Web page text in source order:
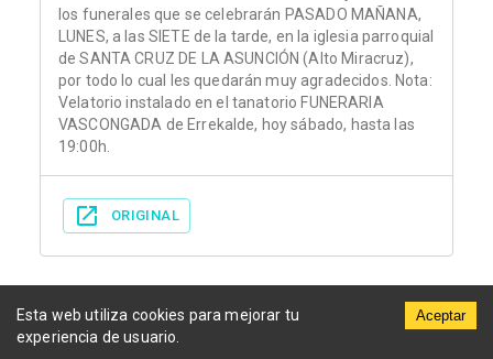
Municipios
los funerales que se celebrarán PASADO MAÑANA,
LUNES, a las SIETE de la tarde, en la iglesia parroquial
de SANTA CRUZ DE LA ASUNCIÓN (Alto Miracruz),
por todo lo cual les quedarán muy agradecidos. Nota:
Velatorio instalado en el tanatorio FUNERARIA
VASCONGADA de Errekalde, hoy sábado, hasta las
19:00h.
ORIGINAL
Esta web utiliza cookies para mejorar tu
experiencia de usuario.
Aceptar